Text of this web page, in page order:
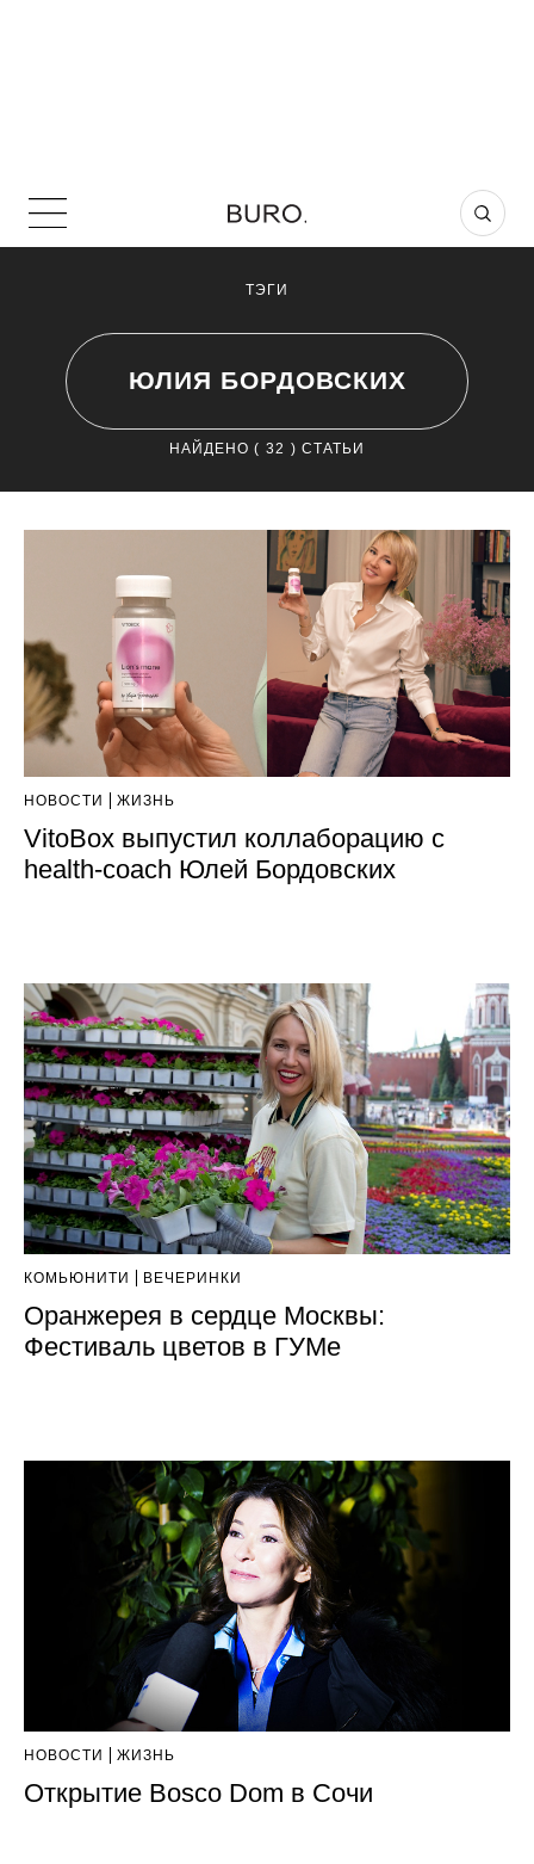
ТЭГИ
ЮЛИЯ БОРДОВСКИХ
НАЙДЕНО ( 32 ) СТАТЬИ
НОВОСТИ ЖИЗНЬ
VitoBox выпустил коллаборацию с
health-coach Юлей Бордовских
КОМЬЮНИТИ ВЕЧЕРИНКИ
Оранжерея в сердце Москвы:
Фестиваль цветов в ГУМе
НОВОСТИ ЖИЗНЬ
Открытие Bosco Dom в Сочи